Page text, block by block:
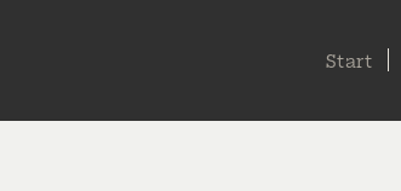
Start